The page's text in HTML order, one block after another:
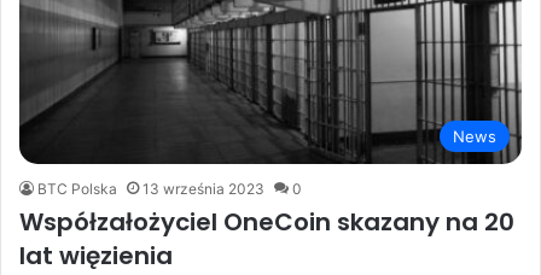
News
BTC Polska 13 września 2023 0
Współzałożyciel OneCoin skazany na 20
lat więzienia